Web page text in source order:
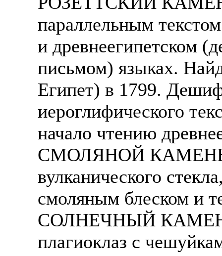
параллельным
и древнеегипетском
письмом) языках.
Египет) в 1799.
иероглифического
начало чтению
СМОЛЯНОЙ КАМЕНЬ -
вулканического
смоляным блеском и
СОЛНЕЧНЫЙ КАМЕНЬ
плагиоклаз с